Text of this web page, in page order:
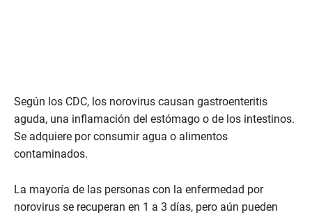
Según los CDC, los norovirus causan gastroenteritis
aguda, una inflamación del estómago o de los intestinos.
Se adquiere por consumir agua o alimentos
contaminados.
La mayoría de las personas con la enfermedad por
norovirus se recuperan en 1 a 3 días, pero aún pueden